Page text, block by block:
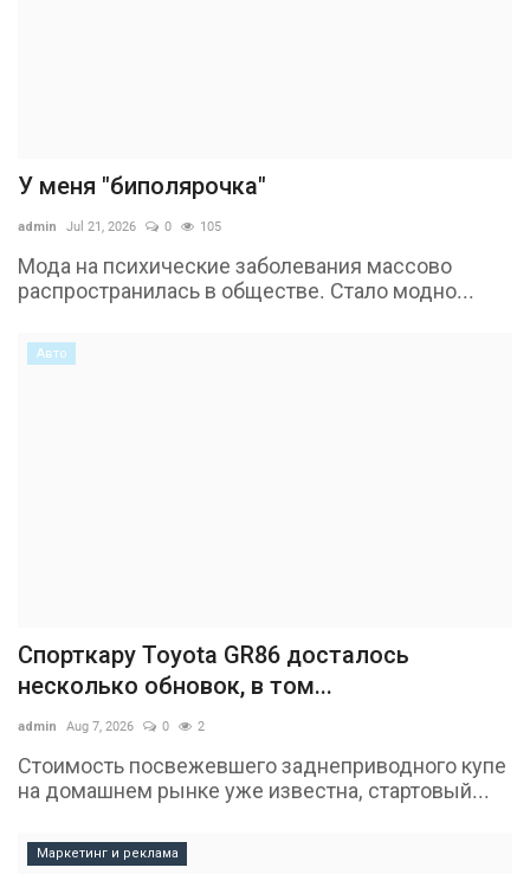
У меня "биполярочка"
admin Jul 21, 2026 0 105
Мода на психические заболевания массово
распространилась в обществе. Стало модно...
Авто
Спорткару Toyota GR86 досталось
несколько обновок, в том...
admin Aug 7, 2026 0 2
Стоимость посвежевшего заднеприводного купе
на домашнем рынке уже известна, стартовый...
Маркетинг и реклама